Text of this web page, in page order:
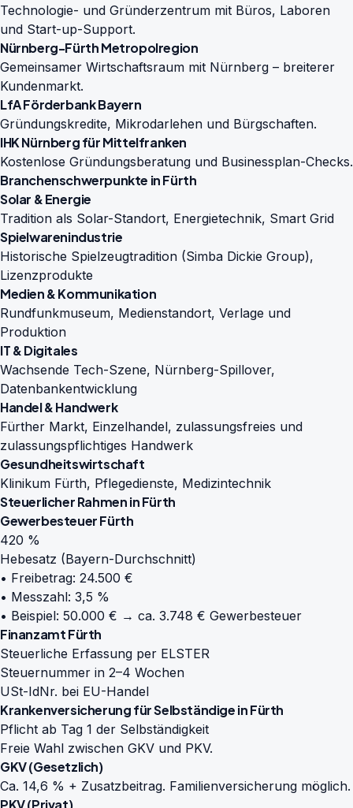
Technologie- und Gründerzentrum mit Büros, Laboren
und Start-up-Support.
Nürnberg-Fürth Metropolregion
Gemeinsamer Wirtschaftsraum mit Nürnberg – breiterer
Kundenmarkt.
LfA Förderbank Bayern
Gründungskredite, Mikrodarlehen und Bürgschaften.
IHK Nürnberg für Mittelfranken
Kostenlose Gründungsberatung und Businessplan-Checks.
Branchenschwerpunkte in Fürth
Solar & Energie
Tradition als Solar-Standort, Energietechnik, Smart Grid
Spielwarenindustrie
Historische Spielzeugtradition (Simba Dickie Group),
Lizenzprodukte
Medien & Kommunikation
Rundfunkmuseum, Medienstandort, Verlage und
Produktion
IT & Digitales
Wachsende Tech-Szene, Nürnberg-Spillover,
Datenbankentwicklung
Handel & Handwerk
Fürther Markt, Einzelhandel, zulassungsfreies und
zulassungspflichtiges Handwerk
Gesundheitswirtschaft
Klinikum Fürth, Pflegedienste, Medizintechnik
Steuerlicher Rahmen in Fürth
Gewerbesteuer Fürth
420 %
Hebesatz (Bayern-Durchschnitt)
• Freibetrag: 24.500 €
• Messzahl: 3,5 %
• Beispiel: 50.000 € → ca. 3.748 € Gewerbesteuer
Finanzamt Fürth
Steuerliche Erfassung per ELSTER
Steuernummer in 2–4 Wochen
USt-IdNr. bei EU-Handel
Krankenversicherung für Selbständige in Fürth
Pflicht ab Tag 1 der Selbständigkeit
Freie Wahl zwischen GKV und PKV.
GKV (Gesetzlich)
Ca. 14,6 % + Zusatzbeitrag. Familienversicherung möglich.
PKV (Privat)